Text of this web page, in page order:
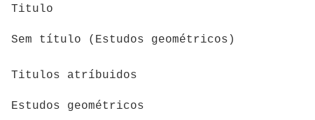
Titulo
Sem título (Estudos geométricos)
Titulos atríbuidos
Estudos geométricos